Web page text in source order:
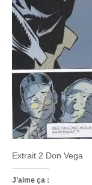
Extrait 2 Don Vega
J’aime ça :